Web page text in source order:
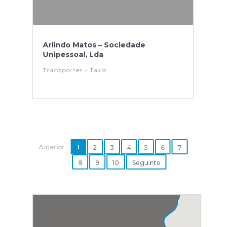
Arlindo Matos – Sociedade
Unipessoal, Lda
Transportes - Táxis
Anterior 1 2 3 4 5 6
7
8
9 10 Seguinte